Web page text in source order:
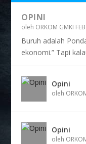
OPINI
oleh ORKOM GMKI
Buruh adalah
ekonomi.” Tapi
Opini
oleh
Opini
oleh